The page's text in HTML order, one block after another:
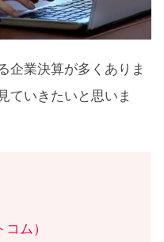
イエンシズ）のQ4
リップス）のQ4決
ス）のQ1決算
企業決算が多くありま
ていきたいと思いま
ム）